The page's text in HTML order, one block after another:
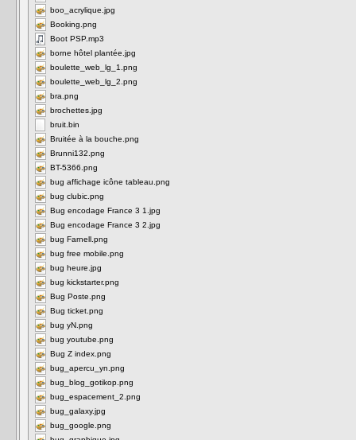
boo_acrylique.jpg
Booking.png
Boot PSP.mp3
borne hôtel plantée.jpg
boulette_web_lg_1.png
boulette_web_lg_2.png
bra.png
brochettes.jpg
bruit.bin
Bruitée à la bouche.png
Brunni132.png
BT-5366.png
bug affichage icône tableau.png
bug clubic.png
Bug encodage France 3 1.jpg
Bug encodage France 3 2.jpg
bug Farnell.png
bug free mobile.png
bug heure.jpg
bug kickstarter.png
Bug Poste.png
Bug ticket.png
bug yN.png
bug youtube.png
Bug Z index.png
bug_apercu_yn.png
bug_blog_gotikop.png
bug_espacement_2.png
bug_galaxy.jpg
bug_google.png